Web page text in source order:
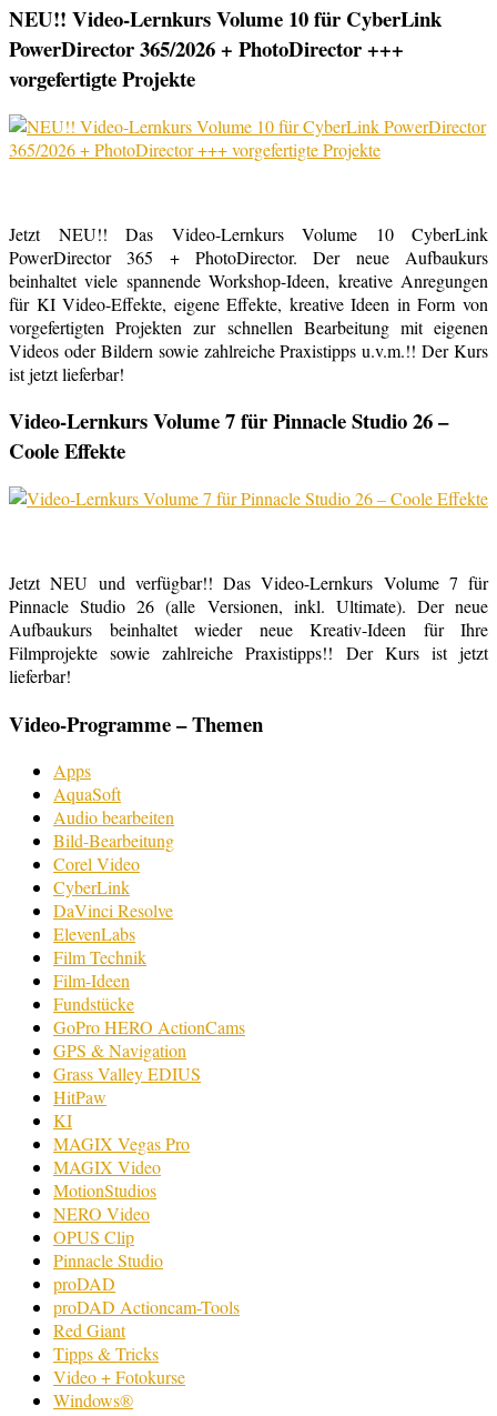
NEU!! Video-Lernkurs Volume 10 für CyberLink
PowerDirector 365/2026 + PhotoDirector +++
vorgefertigte Projekte
Jetzt NEU!! Das Video-Lernkurs Volume 10 CyberLink
PowerDirector 365 + PhotoDirector. Der neue Aufbaukurs
beinhaltet viele spannende Workshop-Ideen, kreative Anregungen
für KI Video-Effekte, eigene Effekte, kreative Ideen in Form von
vorgefertigten Projekten zur schnellen Bearbeitung mit eigenen
Videos oder Bildern sowie zahlreiche Praxistipps u.v.m.!! Der Kurs
ist jetzt lieferbar!
Video-Lernkurs Volume 7 für Pinnacle Studio 26 –
Coole Effekte
Jetzt NEU und verfügbar!! Das Video-Lernkurs Volume 7 für
Pinnacle Studio 26 (alle Versionen, inkl. Ultimate). Der neue
Aufbaukurs beinhaltet wieder neue Kreativ-Ideen für Ihre
Filmprojekte sowie zahlreiche Praxistipps!! Der Kurs ist jetzt
lieferbar!
Video-Programme – Themen
Apps
AquaSoft
Audio bearbeiten
Bild-Bearbeitung
Corel Video
CyberLink
DaVinci Resolve
ElevenLabs
Film Technik
Film-Ideen
Fundstücke
GoPro HERO ActionCams
GPS & Navigation
Grass Valley EDIUS
HitPaw
KI
MAGIX Vegas Pro
MAGIX Video
MotionStudios
NERO Video
OPUS Clip
Pinnacle Studio
proDAD
proDAD Actioncam-Tools
Red Giant
Tipps & Tricks
Video + Fotokurse
Windows®